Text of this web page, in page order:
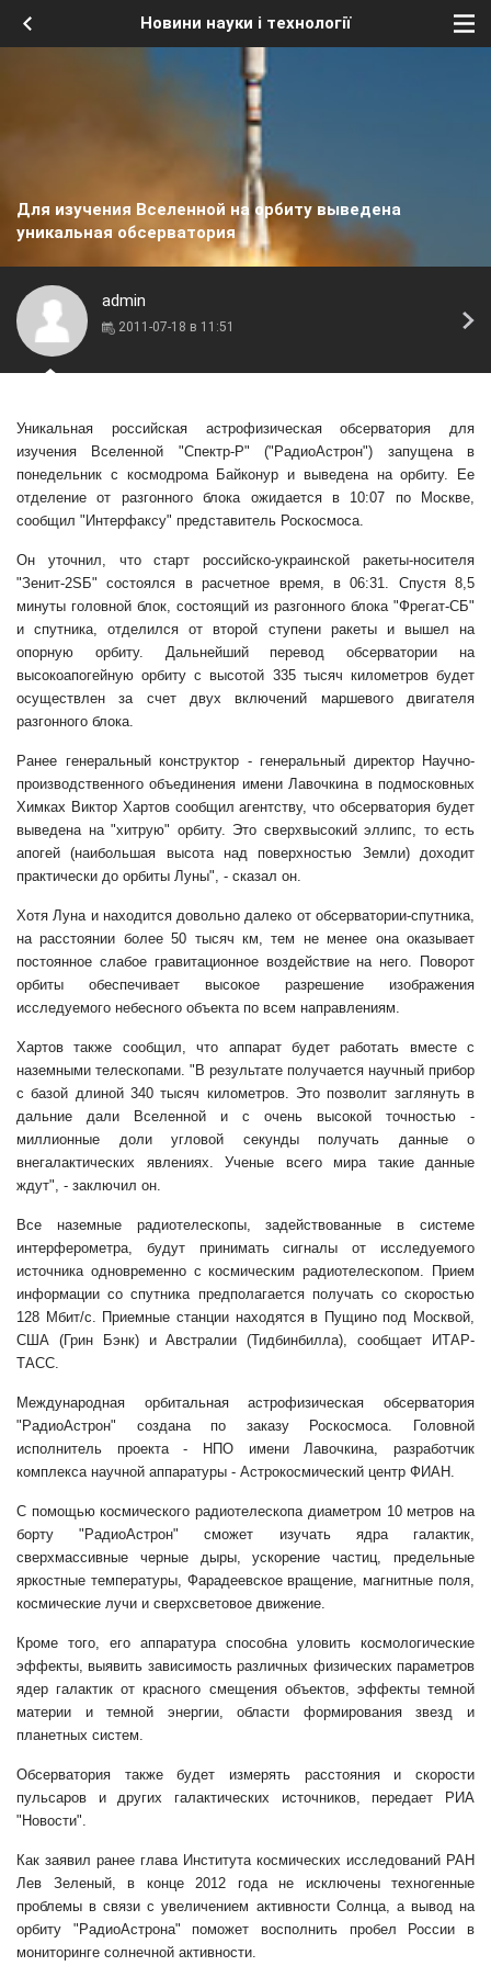
Новини науки і технології
Для изучения Вселенной на орбиту выведена
уникальная обсерватория
admin
2011-07-18 в 11:51
Уникальная российская астрофизическая обсерватория для
изучения Вселенной "Спектр-Р" ("РадиоАстрон") запущена в
понедельник с космодрома Байконур и выведена на орбиту. Ее
отделение от разгонного блока ожидается в 10:07 по Москве,
сообщил "Интерфаксу" представитель Роскосмоса.
Он уточнил, что старт российско-украинской ракеты-носителя
"Зенит-2SБ" состоялся в расчетное время, в 06:31. Спустя 8,5
минуты головной блок, состоящий из разгонного блока "Фрегат-СБ"
и спутника, отделился от второй ступени ракеты и вышел на
опорную орбиту. Дальнейший перевод обсерватории на
высокоапогейную орбиту с высотой 335 тысяч километров будет
осуществлен за счет двух включений маршевого двигателя
разгонного блока.
Ранее генеральный конструктор - генеральный директор Научно-
производственного объединения имени Лавочкина в подмосковных
Химках Виктор Хартов сообщил агентству, что обсерватория будет
выведена на "хитрую" орбиту. Это сверхвысокий эллипс, то есть
апогей (наибольшая высота над поверхностью Земли) доходит
практически до орбиты Луны", - сказал он.
Хотя Луна и находится довольно далеко от обсерватории-спутника,
на расстоянии более 50 тысяч км, тем не менее она оказывает
постоянное слабое гравитационное воздействие на него. Поворот
орбиты обеспечивает высокое разрешение изображения
исследуемого небесного объекта по всем направлениям.
Хартов также сообщил, что аппарат будет работать вместе с
наземными телескопами. "В результате получается научный прибор
с базой длиной 340 тысяч километров. Это позволит заглянуть в
дальние дали Вселенной и с очень высокой точностью -
миллионные доли угловой секунды получать данные о
внегалактических явлениях. Ученые всего мира такие данные
ждут", - заключил он.
Все наземные радиотелескопы, задействованные в системе
интерферометра, будут принимать сигналы от исследуемого
источника одновременно с космическим радиотелескопом. Прием
информации со спутника предполагается получать со скоростью
128 Мбит/с. Приемные станции находятся в Пущино под Москвой,
США (Грин Бэнк) и Австралии (Тидбинбилла), сообщает ИТАР-
ТАСС.
Международная орбитальная астрофизическая обсерватория
"РадиоАстрон" создана по заказу Роскосмоса. Головной
исполнитель проекта - НПО имени Лавочкина, разработчик
комплекса научной аппаратуры - Астрокосмический центр ФИАН.
С помощью космического радиотелескопа диаметром 10 метров на
борту "РадиоАстрон" сможет изучать ядра галактик,
сверхмассивные черные дыры, ускорение частиц, предельные
яркостные температуры, Фарадеевское вращение, магнитные поля,
космические лучи и сверхсветовое движение.
Кроме того, его аппаратура способна уловить космологические
эффекты, выявить зависимость различных физических параметров
ядер галактик от красного смещения объектов, эффекты темной
материи и темной энергии, области формирования звезд и
планетных систем.
Обсерватория также будет измерять расстояния и скорости
пульсаров и других галактических источников, передает РИА
"Новости".
Как заявил ранее глава Института космических исследований РАН
Лев Зеленый, в конце 2012 года не исключены техногенные
проблемы в связи с увеличением активности Солнца, а вывод на
орбиту "РадиоАстрона" поможет восполнить пробел России в
мониторинге солнечной активности.